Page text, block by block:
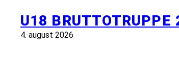
U18 BRUTTOTRUPPE
4. august 2026